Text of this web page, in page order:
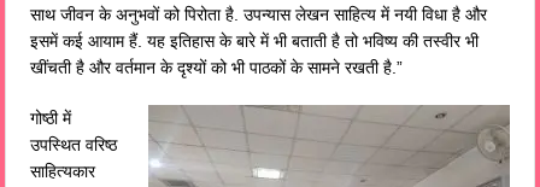
साथ जीवन के अनुभवों को पिरोता है. उपन्यास लेखन साहित्य में नयी विधा है और
इसमें कई आयाम हैं. यह इतिहास के बारे में भी बताती है तो भविष्य की तस्वीर भी
खींचती है और वर्तमान के दृश्यों को भी पाठकों के सामने रखती है.”
गोष्ठी में
उपस्थित वरिष्ठ
साहित्यकार